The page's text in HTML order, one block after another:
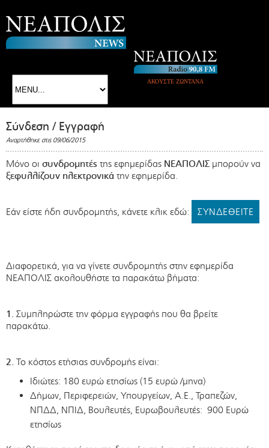
ΑΚΟΥΣΤΕ ΖΩΝΤΑΝΑ
Σύνδεση / Εγγραφή
Αναρτήθηκε στις 09/06/2015
Μόνο οι συνδρομητές της εφημερίδας ΝΕΑΠΟΛΙΣ μπορούν να
ξεφυλλίζουν ηλεκτρονικά την εφημερίδα.
Εάν είστε ήδη συνδρομητής, κάνετε κλικ εδώ: ΣΥΝΔΕΘΕΙΤΕ
Διαφορετικά, για να γίνετε συνδρομητής στην εφημερίδα
ΝΕΑΠΟΛΙΣ ακολουθήστε τα παρακάτω βήματα:
1. Συμπληρώστε την φόρμα εγγραφής που θα βρείτε
παρακάτω.
2. Το κόστος ετήσιας συνδρομής είναι:
Ιδιώτες: 180 ευρώ ετησίως (15 ευρώ /μηνα)
Δήμων, Περιφερειών, Υπουργείων, Α.Ε., Τραπεζών,
ΝΠΔΔ, ΝΠΙΔ, Βουλευτές, Ευρωβουλευτές: 900 Ευρώ
ετησίως